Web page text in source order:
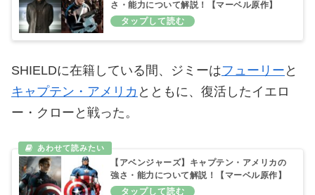
さ・能力について解説！【マーベル原作】
SHIELDに在籍している間、ジミーはフューリー と
キャプテン・アメリカ とともに、復活したイエロ
ー・クローと戦った。
【アベンジャーズ】キャプテン・アメリカの
強さ・能力について解説！【マーベル原作】